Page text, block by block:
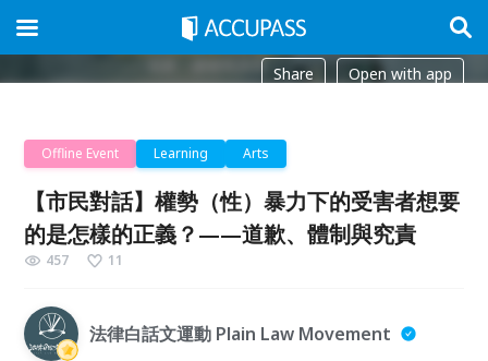
Share Open with app
Offline Event Learning Arts
【市民對話】權勢（性）暴力下的受害者想要
的是怎樣的正義？——道歉、體制與究責
457 11
法律白話文運動 Plain Law Movement